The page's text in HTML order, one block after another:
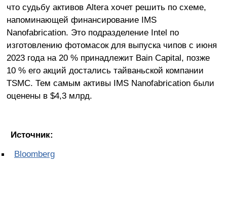
что судьбу активов Altera хочет решить по схеме,
напоминающей финансирование IMS
Nanofabrication. Это подразделение Intel по
изготовлению фотомасок для выпуска чипов с июня
2023 года на 20 % принадлежит Bain Capital, позже
10 % его акций достались тайваньской компании
TSMC. Тем самым активы IMS Nanofabrication были
оценены в $4,3 млрд.
Источник:
Bloomberg